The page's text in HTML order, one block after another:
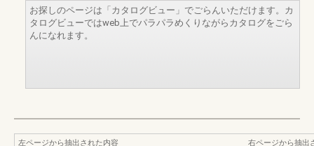
お探しのページは「カタログビュー」でごらんいただけます。カ
タログビューではweb上でパラパラめくりながらカタログをごら
んになれます。
左ページから抽出された内容
右ページから抽出